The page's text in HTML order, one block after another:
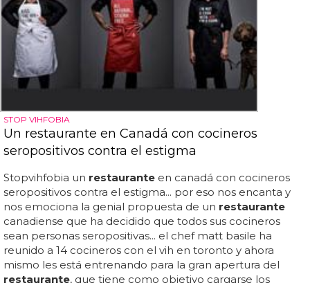
STOP VIHFOBIA
Un restaurante en Canadá con cocineros
seropositivos contra el estigma
Stopvihfobia un restaurante en canadá con cocineros
seropositivos contra el estigma... por eso nos encanta y
nos emociona la genial propuesta de un restaurante
canadiense que ha decidido que todos sus cocineros
sean personas seropositivas... el chef matt basile ha
reunido a 14 cocineros con el vih en toronto y ahora
mismo les está entrenando para la gran apertura del
restaurante, que tiene como objetivo cargarse los